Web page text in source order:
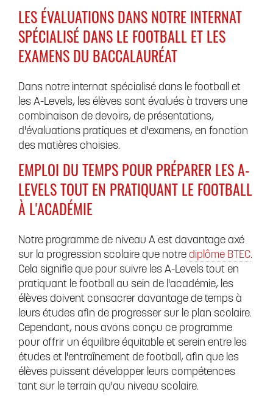
LES ÉVALUATIONS DANS NOTRE INTERNAT
SPÉCIALISÉ DANS LE FOOTBALL ET LES
EXAMENS DU BACCALAURÉAT
Dans notre internat spécialisé dans le football et
les A-Levels, les élèves sont évalués à travers une
combinaison de devoirs, de présentations,
d'évaluations pratiques et d'examens, en fonction
des matières choisies.
EMPLOI DU TEMPS POUR PRÉPARER LES A-
LEVELS TOUT EN PRATIQUANT LE FOOTBALL
À L'ACADÉMIE
Notre programme de niveau A est davantage axé
sur la progression scolaire que notre diplôme BTEC.
Cela signifie que pour suivre les A-Levels tout en
pratiquant le football au sein de l'académie, les
élèves doivent consacrer davantage de temps à
leurs études afin de progresser sur le plan scolaire.
Cependant, nous avons conçu ce programme
pour offrir un équilibre équitable et serein entre les
études et l'entraînement de football, afin que les
élèves puissent développer leurs compétences
tant sur le terrain qu'au niveau scolaire.